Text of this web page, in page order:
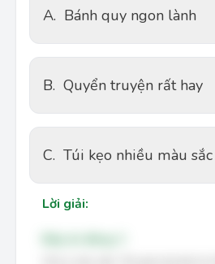
A. Bánh quy ngon lành
B. Quyển truyện rất hay
C. Túi kẹo nhiều màu sắc
Lời giải: